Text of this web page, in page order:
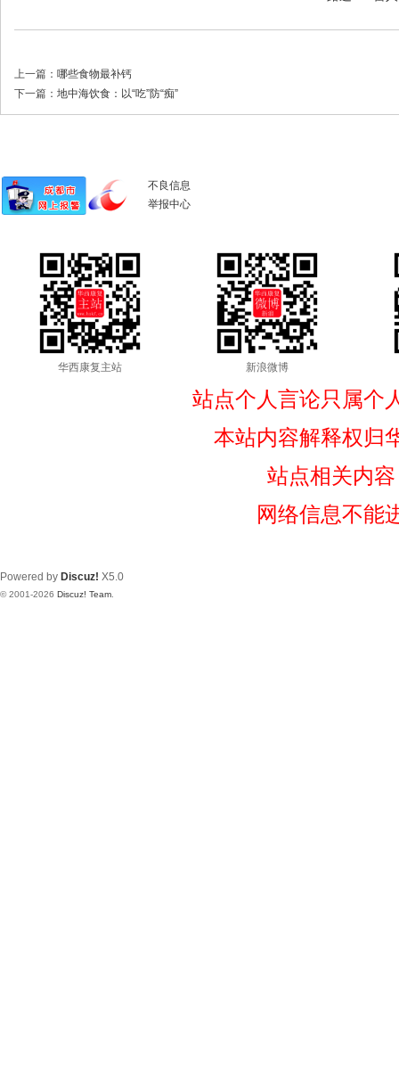
上一篇： 哪些食物最补钙
下一篇： 地中海饮食：以“吃”防“痴”
不良信息
举报中心
华西康复主站 新浪微博
站点个人言论只属个
本站内容解释权归
站点相关内
网络信息不能
Powered by Discuz! X5.0
© 2001-2026 Discuz! Team